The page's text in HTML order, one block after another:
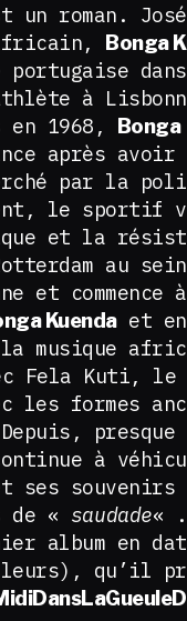
un roman.
Bonga
à
en 1968,
Bonga
après
par la
le sportif
et la
au
et commence
Kuendaet
la musique
Fela Kuti, le
les formes
à
ses souvenirs
de « saudade«
album en
qu’il